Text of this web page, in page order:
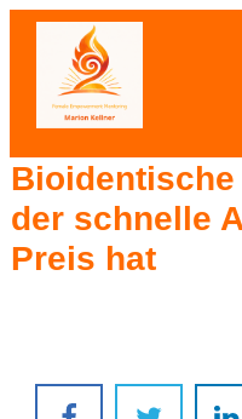
Bioidentische
der schnelle
Preis hat